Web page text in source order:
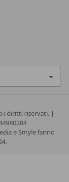
i diritti riservati. |
e Smyle fanno